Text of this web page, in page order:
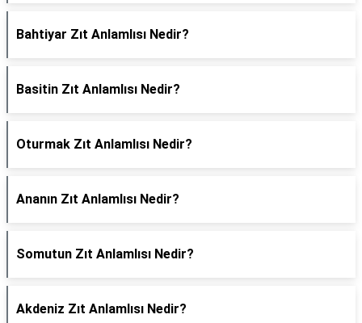
Bahtiyar Zıt Anlamlısı Nedir?
Basitin Zıt Anlamlısı Nedir?
Oturmak Zıt Anlamlısı Nedir?
Ananın Zıt Anlamlısı Nedir?
Somutun Zıt Anlamlısı Nedir?
Akdeniz Zıt Anlamlısı Nedir?